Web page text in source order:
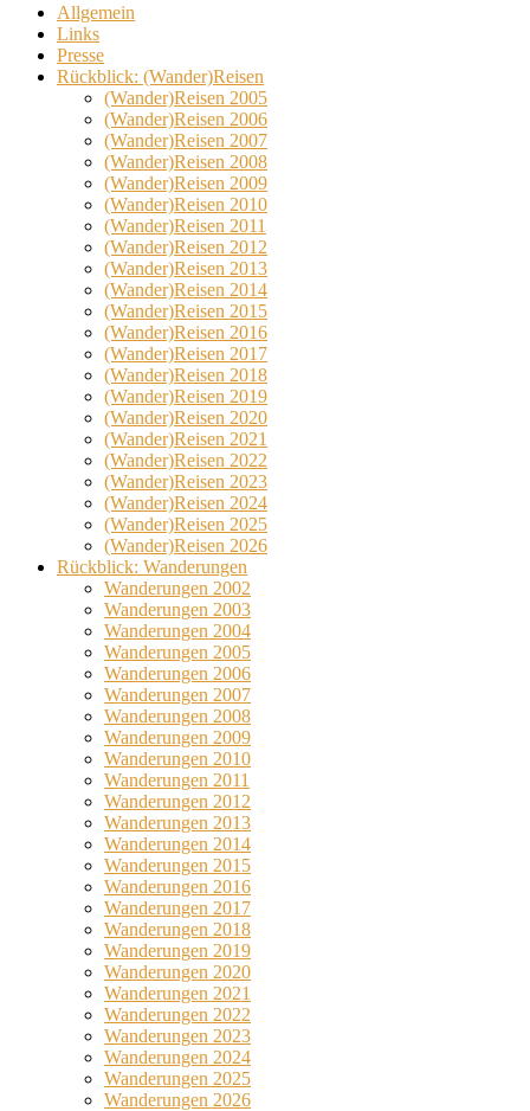
Allgemein
Links
Presse
Rückblick: (Wander)Reisen
(Wander)Reisen 2005
(Wander)Reisen 2006
(Wander)Reisen 2007
(Wander)Reisen 2008
(Wander)Reisen 2009
(Wander)Reisen 2010
(Wander)Reisen 2011
(Wander)Reisen 2012
(Wander)Reisen 2013
(Wander)Reisen 2014
(Wander)Reisen 2015
(Wander)Reisen 2016
(Wander)Reisen 2017
(Wander)Reisen 2018
(Wander)Reisen 2019
(Wander)Reisen 2020
(Wander)Reisen 2021
(Wander)Reisen 2022
(Wander)Reisen 2023
(Wander)Reisen 2024
(Wander)Reisen 2025
(Wander)Reisen 2026
Rückblick: Wanderungen
Wanderungen 2002
Wanderungen 2003
Wanderungen 2004
Wanderungen 2005
Wanderungen 2006
Wanderungen 2007
Wanderungen 2008
Wanderungen 2009
Wanderungen 2010
Wanderungen 2011
Wanderungen 2012
Wanderungen 2013
Wanderungen 2014
Wanderungen 2015
Wanderungen 2016
Wanderungen 2017
Wanderungen 2018
Wanderungen 2019
Wanderungen 2020
Wanderungen 2021
Wanderungen 2022
Wanderungen 2023
Wanderungen 2024
Wanderungen 2025
Wanderungen 2026